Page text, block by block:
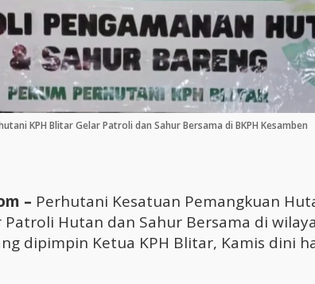
KPH Blitar Gelar Patroli dan Sahur Bersama di BKPH Kesamben
– Perhutani Kesatuan Pemangkuan
Hutan dan Sahur Bersama di
dipimpin Ketua KPH Blitar, Kamis dini
Cara Efektif
Produktivitas